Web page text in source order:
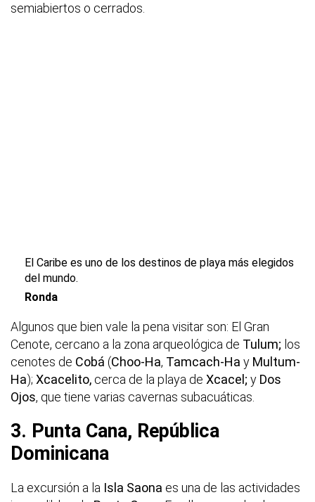
semiabiertos o cerrados.
El Caribe es uno de los destinos de playa más elegidos
del mundo.
Ronda
Algunos que bien vale la pena visitar son: El Gran
Cenote, cercano a la zona arqueológica de Tulum; los
cenotes de Cobá (Choo-Ha, Tamcach-Ha y Multum-
Ha); Xcacelito, cerca de la playa de Xcacel; y Dos
Ojos, que tiene varias cavernas subacuáticas.
3. Punta Cana, República
Dominicana
La excursión a la Isla Saona es una de las actividades